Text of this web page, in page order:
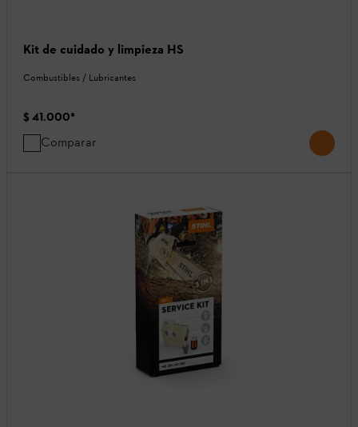
Kit de cuidado y limpieza HS
Combustibles / Lubricantes
$ 41.000*
Comparar